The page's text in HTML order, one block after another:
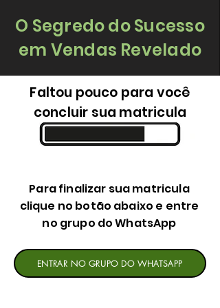
O Segredo do Sucesso
em Vendas Revelado
Faltou pouco para você
concluir sua matricula
Para finalizar sua matricula
clique no botão abaixo e entre
no grupo do WhatsApp
ENTRAR NO GRUPO DO WHATSAPP